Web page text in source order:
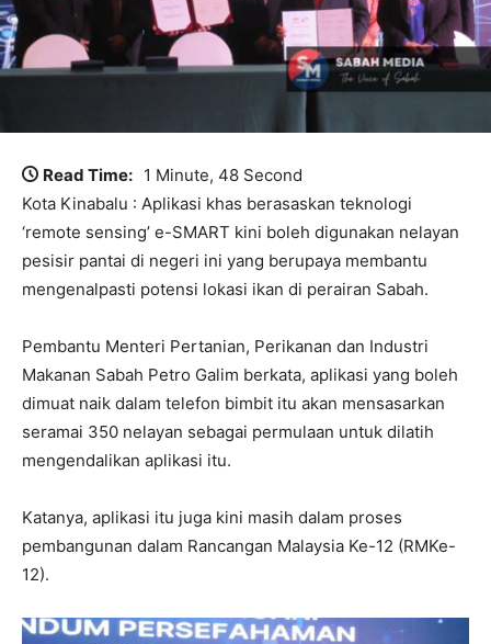
Read Time: 1 Minute, 48 Second
Kota Kinabalu : Aplikasi khas berasaskan teknologi
‘remote sensing’ e-SMART kini boleh digunakan nelayan
pesisir pantai di negeri ini yang berupaya membantu
mengenalpasti potensi lokasi ikan di perairan Sabah.
Pembantu Menteri Pertanian, Perikanan dan Industri
Makanan Sabah Petro Galim berkata, aplikasi yang boleh
dimuat naik dalam telefon bimbit itu akan mensasarkan
seramai 350 nelayan sebagai permulaan untuk dilatih
mengendalikan aplikasi itu.
Katanya, aplikasi itu juga kini masih dalam proses
pembangunan dalam Rancangan Malaysia Ke-12 (RMKe-
12).